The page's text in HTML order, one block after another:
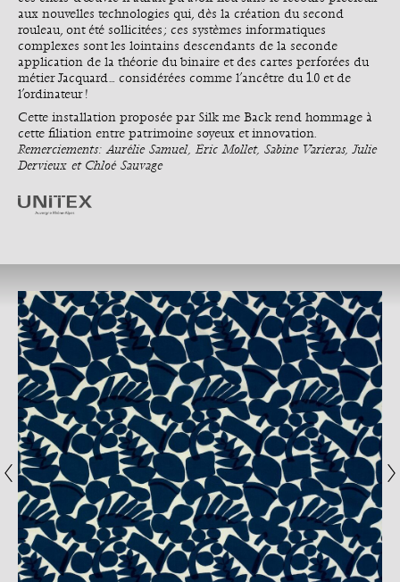
aux nouvelles technologies qui, dès la création du second
rouleau, ont été sollicitées ; ces systèmes informatiques
complexes sont les lointains descendants de la seconde
application de la théorie du binaire et des cartes perforées du
métier Jacquard… considérées comme l’ancêtre du 1.0 et de
l’ordinateur !
Cette installation proposée par Silk me Back rend hommage à
cette filiation entre patrimoine soyeux et innovation.
Remerciements : Aurélie Samuel, Éric Mollet, Sabine Varieras, Julie
Dervieux et Chloé Sauvage